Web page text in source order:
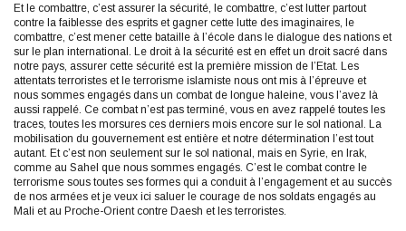
Et le combattre, c’est assurer la sécurité, le combattre, c’est lutter partout
contre la faiblesse des esprits et gagner cette lutte des imaginaires, le
combattre, c’est mener cette bataille à l’école dans le dialogue des nations et
sur le plan international. Le droit à la sécurité est en effet un droit sacré dans
notre pays, assurer cette sécurité est la première mission de l’Etat. Les
attentats terroristes et le terrorisme islamiste nous ont mis à l’épreuve et
nous sommes engagés dans un combat de longue haleine, vous l’avez là
aussi rappelé. Ce combat n’est pas terminé, vous en avez rappelé toutes les
traces, toutes les morsures ces derniers mois encore sur le sol national. La
mobilisation du gouvernement est entière et notre détermination l’est tout
autant. Et c’est non seulement sur le sol national, mais en Syrie, en Irak,
comme au Sahel que nous sommes engagés. C’est le combat contre le
terrorisme sous toutes ses formes qui a conduit à l’engagement et au succès
de nos armées et je veux ici saluer le courage de nos soldats engagés au
Mali et au Proche-Orient contre Daesh et les terroristes.